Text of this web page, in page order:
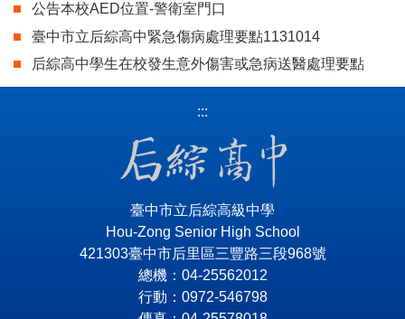
公告本校AED位置-警衛室門口
臺中市立后綜高中緊急傷病處理要點1131014
后綜高中學生在校發生意外傷害或急病送醫處理要點
:::
臺中市立后綜高級中學
Hou-Zong Senior High School
421303臺中市后里區三豐路三段968號
總機：04-25562012
行動：0972-546798